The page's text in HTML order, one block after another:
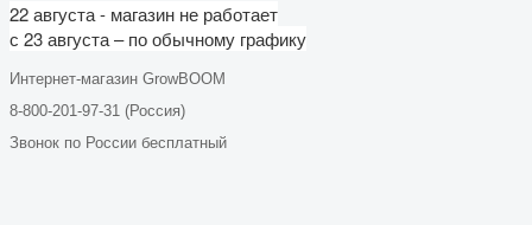
22 августа - магазин не работает
с 23 августа – по обычному графику
Интернет-магазин GrowBOOM
8-800-201-97-31 (Россия)
Звонок по России бесплатный